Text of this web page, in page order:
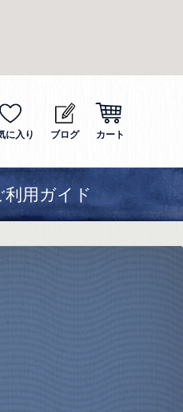
に入り ブログ カート
利用ガイド